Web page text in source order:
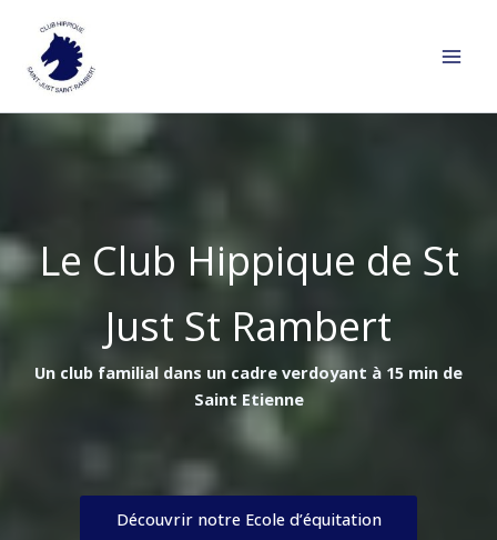
contenu
Le Club Hippique de St
Just St Rambert
Un club familial dans un cadre verdoyant à 15 min de
Saint Etienne
Découvrir notre Ecole d’équitation